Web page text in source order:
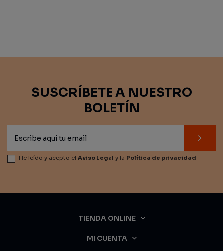
SUSCRÍBETE A NUESTRO
BOLETÍN
He leído y acepto el Aviso Legal y la Política de privacidad
TIENDA ONLINE
MI CUENTA